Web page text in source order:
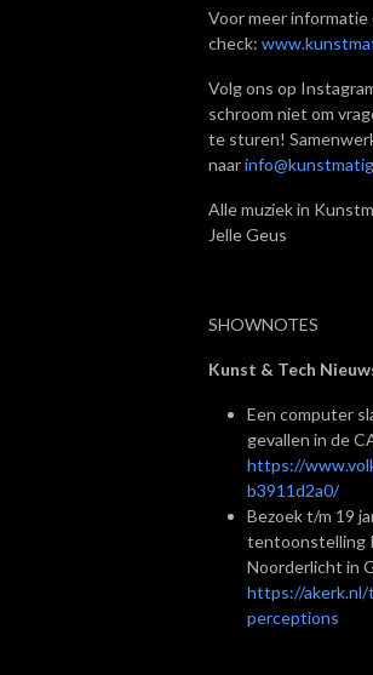
Voor meer
check:
Volg ons op
schroom niet om
te sturen!
naar
Alle muziek in
Jelle Geus
SHOWNOTES
Kunst & Tech
Een computer
gevallen in de
https://
b3911d2a0/
Bezoek t/m 19
tentoonstelling
Noorderlicht in
https://
perceptions